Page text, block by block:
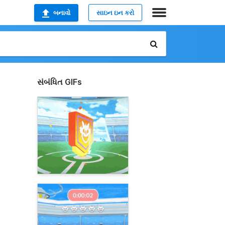
બનાવો સાઇન ઇન કરો
સંબંધિત GIFs